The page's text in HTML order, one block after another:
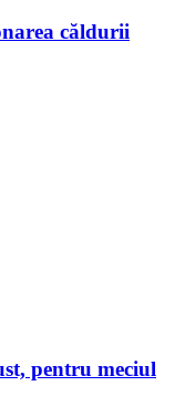
căldurii
pentru meciul